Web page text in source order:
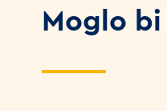
Moglo bi